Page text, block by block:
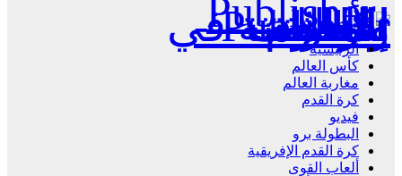
Publisher - تغطية إخبارية لكافة الأحداث الرياضية في المغرب والعالم.
الرئيسية
كأس العالم
مغاربة العالم
كرة القدم
فيديو
البطولة برو
كرة القدم الإفريقية
ألعاب القوى